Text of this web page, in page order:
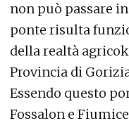
non può passare
ponte risulta
della realtà
Provincia di
Essendo questo
Fossalon e